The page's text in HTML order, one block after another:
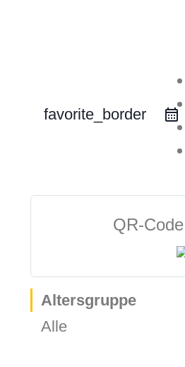
favorite_border
QR-
Altersgruppe
Alle